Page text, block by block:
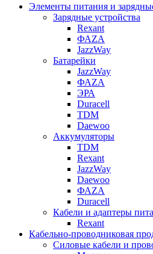
Элементы питания и
Зарядные устройства
Rexant
ФАZА
JazzWay
Батарейки
JazzWay
ФАZА
ЭРА
Duracell
TDM
Daewoo
Аккумуляторы
TDM
Rexant
JazzWay
Daewoo
ФАZА
Duracell
Кабели и адаптеры
Rexant
Кабельно-проводниковая
Силовые кабели и